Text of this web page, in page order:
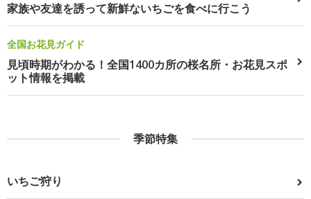
家族や友達を誘って新鮮ないちごを食べに行こう
全国お花見ガイド
見頃時期がわかる！全国1400カ所の桜名所・お花見スポ
ット情報を掲載
季節特集
いちご狩り